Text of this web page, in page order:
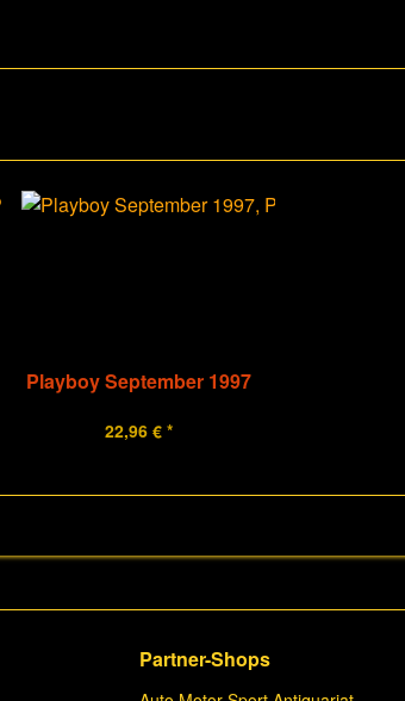
Playboy September 1997
22,96 € *
Partner-Shops